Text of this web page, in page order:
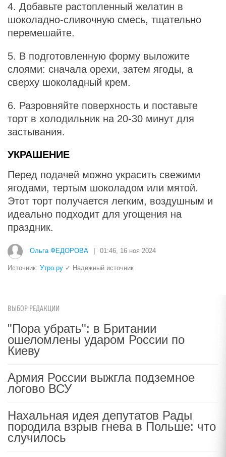
4. Добавьте растопленный желатин в
шоколадно-сливочную смесь, тщательно
перемешайте.
5. В подготовленную форму выложите
слоями: сначала орехи, затем ягоды, а
сверху шоколадный крем.
6. Разровняйте поверхность и поставьте
торт в холодильник на 20-30 минут для
застывания.
УКРАШЕНИЕ
Перед подачей можно украсить свежими
ягодами, тертым шоколадом или мятой.
Этот торт получается легким, воздушным и
идеально подходит для угощения на
праздник.
Ольга ФЕДОРОВА 01:46, 16 ноя 2024
Источник: Утро.ру ✓ Надежный источник
ВЫБОР РЕДАКЦИИ
"Пора убрать": в Британии
ошеломлены ударом России по
Киеву
Армия России выжгла подземное
логово ВСУ
Нахальная идея депутатов Рады
породила взрыв гнева в Польше: что
случилось